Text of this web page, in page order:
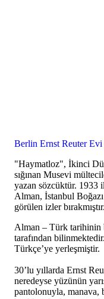
Berlin Ernst Reuter Evi
"Haymatloz", İkinci
sığınan Musevi
yazan sözcüktür. 1933
Alman, İstanbul Boğazı
görülen izler bırakmıştır.
Alman – Türk tarihinin
tarafından
Türkçe’ye yerleşmiştir.
30’lu yıllarda Ernst
neredeyse yüzünün
pantolonuyla, manava,